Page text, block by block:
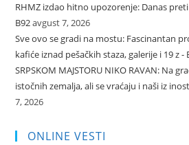
RHMZ izdao hitno upozorenje: Danas
B92avgust 7, 2026
Sve ovo se gradi na mostu: Fascinantan
kafiće iznad pešačkih staza, galerije i 19 z -
SRPSKOM MAJSTORU NIKO RAVAN: Na
istočnih zemalja, ali se vraćaju i naši iz
7, 2026
ONLINE VESTI